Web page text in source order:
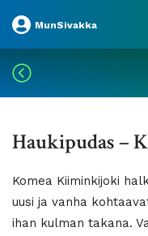
MunSivakka
Haukipudas –
Komea Kiiminkijoki
uusi ja vanha
ihan kulman takana.